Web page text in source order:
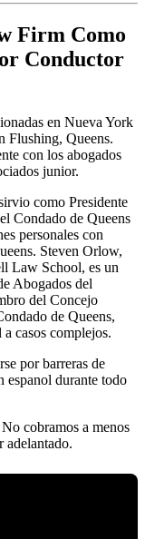
Firm Como
Conductor
en Nueva York
Flushing, Queens.
con los abogados
junior.
como Presidente
Condado de Queens
personales con
Steven Orlow,
Law School, es un
Abogados del
del Concejo
de Queens,
casos complejos.
por barreras de
espanol durante todo
cobramos a menos
adelantado.